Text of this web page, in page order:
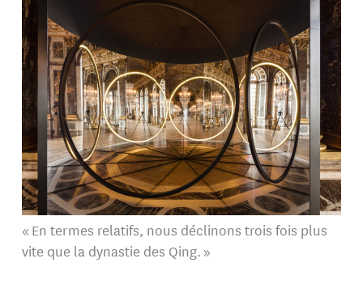
« En termes relatifs, nous déclinons trois fois plus
vite que la dynastie des Qing. »